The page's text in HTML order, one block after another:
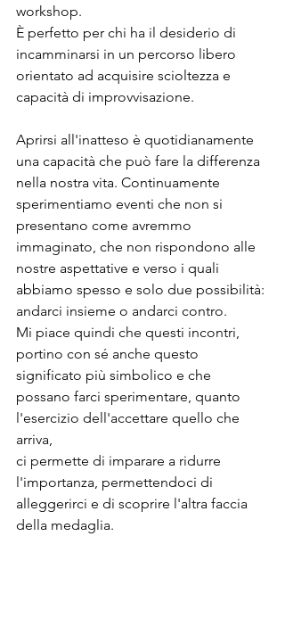
workshop.
È perfetto per chi ha il desiderio di
incamminarsi in un percorso libero
orientato ad acquisire scioltezza e
capacità di improvvisazione.
Aprirsi all'inatteso è quotidianamente
una capacità che può fare la differenza
nella nostra vita. Continuamente
sperimentiamo eventi che non si
presentano come avremmo
immaginato, che non rispondono alle
nostre aspettative e verso i quali
abbiamo spesso e solo due possibilità:
andarci insieme o andarci contro.
Mi piace quindi che questi incontri,
portino con sé anche questo
significato più simbolico e che
possano farci sperimentare, quanto
l'esercizio dell'accettare quello che
arriva,
ci permette di imparare a ridurre
l'importanza, permettendoci di
alleggerirci e di scoprire l'altra faccia
della medaglia.